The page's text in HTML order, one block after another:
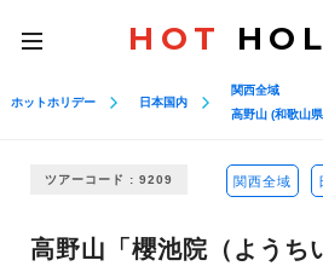
toggle
navigation
HOT
ホットホリデー 日本国内
関西全域
高野山 (和歌山
ツアーコード : 9209 関西全域
高野山「櫻池院（ようち